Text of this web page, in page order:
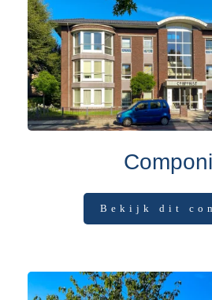
Bekijk dit